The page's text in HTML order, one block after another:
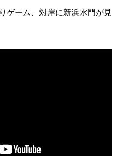
ゲーム、対岸に新浜水門が見